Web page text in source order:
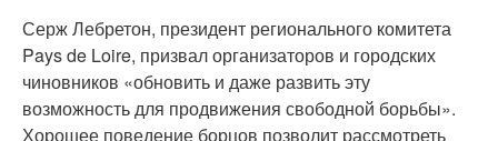
Серж Лебретон, президент регионального комитета
Pays de Loire, призвал организаторов и городских
чиновников «обновить и даже развить эту
возможность для продвижения свободной борьбы».
Хорошее поведение борцов позволит рассмотреть